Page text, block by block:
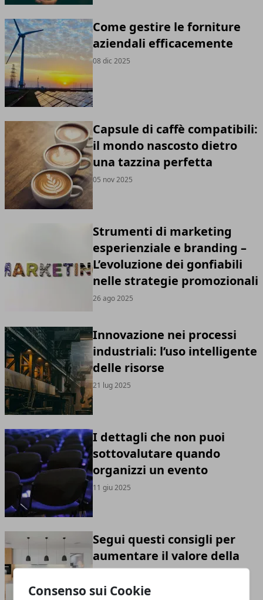
Consenso sui Cookie
Come gestire le forniture
aziendali efficacemente
08 dic 2025
Capsule di caffè compatibili:
il mondo nascosto dietro
una tazzina perfetta
05 nov 2025
Strumenti di marketing
esperienziale e branding –
L’evoluzione dei gonfiabili
nelle strategie promozionali
26 ago 2025
Innovazione nei processi
industriali: l’uso intelligente
delle risorse
21 lug 2025
I dettagli che non puoi
sottovalutare quando
organizzi un evento
11 giu 2025
Segui questi consigli per
aumentare il valore della
tua casa
31 mar 2025